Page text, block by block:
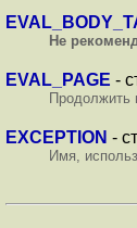
Не
EVAL_PAGE -
Продолжить
EXCEPTION -
Имя,